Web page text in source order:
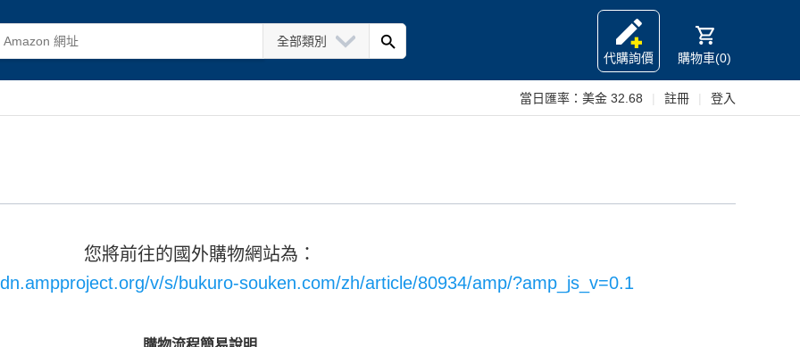
全部類別
代購詢價
購物車(0)
當日匯率： 美金 32.68 註冊 登入
您將前往的國外購物網站為：
v/s/bukuro-souken.com/zh/article/80934/amp/?amp_js_v=0.1